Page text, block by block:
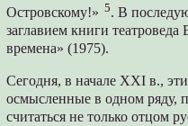
Островскому!» 5. В
заглавием книги
времена» (1975).
Сегодня, в начале XXI в.,
осмысленные в одном ряду,
считаться не только отцом